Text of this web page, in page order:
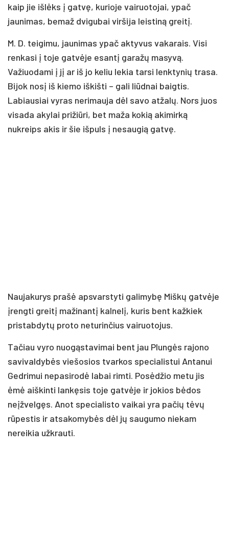
kaip jie išlėks į gatvę, kurioje vairuotojai, ypač
jaunimas, bemaž dvigubai viršija leistiną greitį.
M. D. teigimu, jaunimas ypač aktyvus vakarais. Visi
renkasi į toje gatvėje esantį garažų masyvą.
Važiuodami į jį ar iš jo keliu lekia tarsi lenktynių trasa.
Bijok nosį iš kiemo iškišti – gali liūdnai baigtis.
Labiausiai vyras nerimauja dėl savo atžalų. Nors juos
visada akylai prižiūri, bet maža kokią akimirką
nukreips akis ir šie išpuls į nesaugią gatvę.
Naujakurys prašė apsvarstyti galimybę Miškų gatvėje
įrengti greitį mažinantį kalnelį, kuris bent kažkiek
pristabdytų proto neturinčius vairuotojus.
Tačiau vyro nuogąstavimai bent jau Plungės rajono
savivaldybės viešosios tvarkos specialistui Antanui
Gedrimui nepasirodė labai rimti. Posėdžio metu jis
ėmė aiškinti lankęsis toje gatvėje ir jokios bėdos
neįžvelgęs. Anot specialisto vaikai yra pačių tėvų
rūpestis ir atsakomybės dėl jų saugumo niekam
nereikia užkrauti.